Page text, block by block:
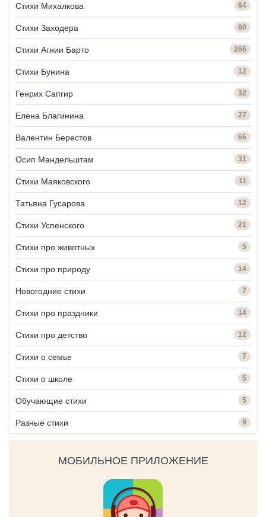
Стихи Михалкова 64
Стихи Заходера 60
Стихи Агнии Барто 266
Стихи Бунина 12
Генрих Сапгир 32
Елена Благинина 27
Валентин Берестов 66
Осип Мандельштам 31
Стихи Маяковского 11
Татьяна Гусарова 12
Стихи Успенского 21
Стихи про животных 5
Стихи про природу 14
Новогодние стихи 7
Стихи про праздники 14
Стихи про детство 12
Стихи о семье 7
Стихи о школе 5
Обучающие стихи 5
Разные стихи 9
МОБИЛЬНОЕ ПРИЛОЖЕНИЕ